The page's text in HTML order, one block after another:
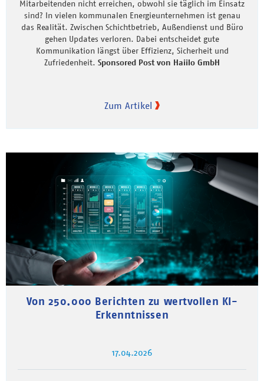
Mitarbeitenden nicht erreichen, obwohl sie täglich im Einsatz
sind? In vielen kommunalen Energieunternehmen ist genau
das Realität. Zwischen Schichtbetrieb, Außendienst und Büro
gehen Updates verloren. Dabei entscheidet gute
Kommunikation längst über Effizienz, Sicherheit und
Zufriedenheit. Sponsored Post von Haiilo GmbH
Zum Artikel
Von 250.000 Berichten zu wertvollen KI-
Erkenntnissen
17.04.2026